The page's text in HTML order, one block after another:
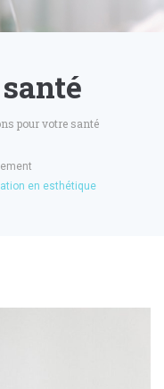
pour votre santé
en esthétique